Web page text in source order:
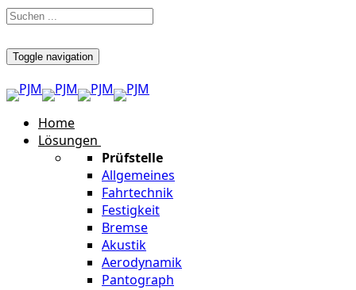
Toggle navigation
Home
Lösungen
Prüfstelle
Allgemeines
Fahrtechnik
Festigkeit
Bremse
Akustik
Aerodynamik
Pantograph